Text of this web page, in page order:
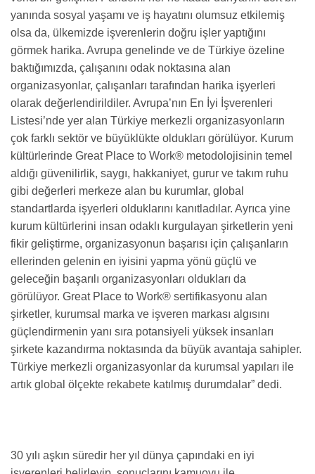
yanında sosyal yaşamı ve iş hayatını olumsuz etkilemiş
olsa da, ülkemizde işverenlerin doğru işler yaptığını
görmek harika. Avrupa genelinde ve de Türkiye özeline
baktığımızda, çalışanını odak noktasına alan
organizasyonlar, çalışanları tarafından harika işyerleri
olarak değerlendirildiler. Avrupa’nın En İyi İşverenleri
Listesi’nde yer alan Türkiye merkezli organizasyonların
çok farklı sektör ve büyüklükte oldukları görülüyor. Kurum
kültürlerinde Great Place to Work® metodolojisinin temel
aldığı güvenilirlik, saygı, hakkaniyet, gurur ve takım ruhu
gibi değerleri merkeze alan bu kurumlar, global
standartlarda işyerleri olduklarını kanıtladılar. Ayrıca yine
kurum kültürlerini insan odaklı kurgulayan şirketlerin yeni
fikir geliştirme, organizasyonun başarısı için çalışanların
ellerinden gelenin en iyisini yapma yönü güçlü ve
geleceğin başarılı organizasyonları oldukları da
görülüyor. Great Place to Work® sertifikasyonu alan
şirketler, kurumsal marka ve işveren markası algısını
güçlendirmenin yanı sıra potansiyeli yüksek insanları
şirkete kazandırma noktasında da büyük avantaja sahipler.
Türkiye merkezli organizasyonlar da kurumsal yapıları ile
artık global ölçekte rekabete katılmış durumdalar” dedi.
30 yılı aşkın süredir her yıl dünya çapındaki en iyi